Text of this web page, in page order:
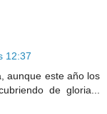
12:37
aunque este año los
de gloria...